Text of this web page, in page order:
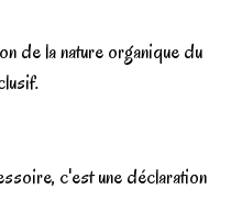
de la nature organique du
c'est une déclaration